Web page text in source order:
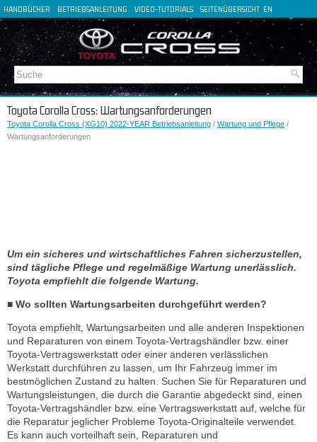
HANDBÜCHER BETRIEBSANLEITUNG VIDEO-TUTORIALS SEITENÜBERSICHT EN
FR
IT
Toyota Corolla Cross: Wartungsanforderungen
Toyota Corolla Cross (XG10) 2022-YEAR Betriebsanleitung / Wartung und Pflege /
Wartungsanforderungen
Um ein sicheres und wirtschaftliches Fahren sicherzustellen,
sind tägliche Pflege und regelmäßige Wartung unerlässlich.
Toyota empfiehlt die folgende Wartung.
■ Wo sollten Wartungsarbeiten durchgeführt werden?
Toyota empfiehlt, Wartungsarbeiten und alle anderen Inspektionen
und Reparaturen von einem Toyota-Vertragshändler bzw. einer
Toyota-Vertragswerkstatt oder einer anderen verlässlichen
Werkstatt durchführen zu lassen, um Ihr Fahrzeug immer im
bestmöglichen Zustand zu halten. Suchen Sie für Reparaturen und
Wartungsleistungen, die durch die Garantie abgedeckt sind, einen
Toyota-Vertragshändler bzw. eine Vertragswerkstatt auf, welche für
die Reparatur jeglicher Probleme Toyota-Originalteile verwendet.
Es kann auch vorteilhaft sein, Reparaturen und